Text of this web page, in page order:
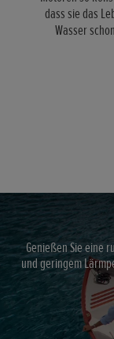
dass sie das
Wasser
Genießen Sie eine
und geringem